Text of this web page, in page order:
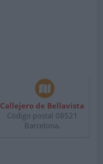
Callejero de Bellavista
Código postal 08521
Barcelona.